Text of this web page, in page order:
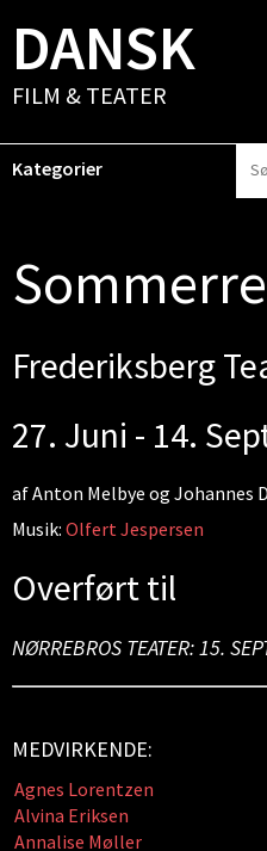
DANSK
FILM & TEATER
Kategorier
Frederiksberg
27. Juni - 14.
af Anton Melbye og Johannes
Musik: Olfert Jespersen
Overført til
NØRREBROS TEATER:15.
MEDVIRKENDE:
Agnes Lorentzen
Alvina Eriksen
Annalise Møller